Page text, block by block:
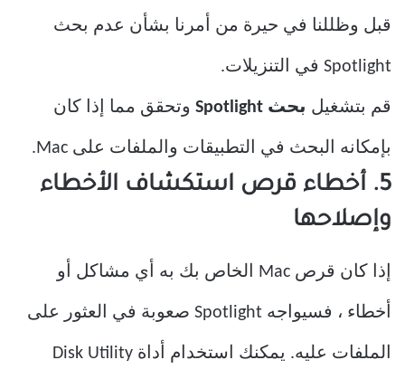
قبل وظللنا في حيرة من أمرنا بشأن عدم بحث
Spotlight في التنزيلات.
قم بتشغيل بحث Spotlight وتحقق مما إذا كان
بإمكانه البحث في التطبيقات والملفات على Mac.
5. أخطاء قرص استكشاف الأخطاء
وإصلاحها
إذا كان قرص Mac الخاص بك به أي مشاكل أو
أخطاء ، فسيواجه Spotlight صعوبة في العثور على
الملفات عليه. يمكنك استخدام أداة Disk Utility